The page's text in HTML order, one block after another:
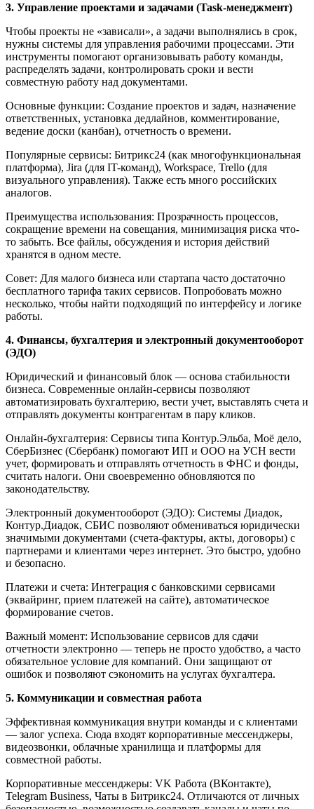
3. Управление проектами и задачами (Task-менеджмент)
Чтобы проекты не «зависали», а задачи выполнялись в срок,
нужны системы для управления рабочими процессами. Эти
инструменты помогают организовывать работу команды,
распределять задачи, контролировать сроки и вести
совместную работу над документами.
Основные функции: Создание проектов и задач, назначение
ответственных, установка дедлайнов, комментирование,
ведение доски (канбан), отчетность о времени.
Популярные сервисы: Битрикс24 (как многофункциональная
платформа), Jira (для IT-команд), Workspace, Trello (для
визуального управления). Также есть много российских
аналогов.
Преимущества использования: Прозрачность процессов,
сокращение времени на совещания, минимизация риска что-
то забыть. Все файлы, обсуждения и история действий
хранятся в одном месте.
Совет: Для малого бизнеса или стартапа часто достаточно
бесплатного тарифа таких сервисов. Попробовать можно
несколько, чтобы найти подходящий по интерфейсу и логике
работы.
4. Финансы, бухгалтерия и электронный документооборот
(ЭДО)
Юридический и финансовый блок — основа стабильности
бизнеса. Современные онлайн-сервисы позволяют
автоматизировать бухгалтерию, вести учет, выставлять счета и
отправлять документы контрагентам в пару кликов.
Онлайн-бухгалтерия: Сервисы типа Контур.Эльба, Моё дело,
СберБизнес (Сбербанк) помогают ИП и ООО на УСН вести
учет, формировать и отправлять отчетность в ФНС и фонды,
считать налоги. Они своевременно обновляются по
законодательству.
Электронный документооборот (ЭДО): Системы Диадок,
Контур.Диадок, СБИС позволяют обмениваться юридически
значимыми документами (счета-фактуры, акты, договоры) с
партнерами и клиентами через интернет. Это быстро, удобно
и безопасно.
Платежи и счета: Интеграция с банковскими сервисами
(эквайринг, прием платежей на сайте), автоматическое
формирование счетов.
Важный момент: Использование сервисов для сдачи
отчетности электронно — теперь не просто удобство, а часто
обязательное условие для компаний. Они защищают от
ошибок и позволяют сэкономить на услугах бухгалтера.
5. Коммуникации и совместная работа
Эффективная коммуникация внутри команды и с клиентами
— залог успеха. Сюда входят корпоративные мессенджеры,
видеозвонки, облачные хранилища и платформы для
совместной работы.
Корпоративные мессенджеры: VK Работа (ВКонтакте),
Telegram Business, Чаты в Битрикс24. Отличаются от личных